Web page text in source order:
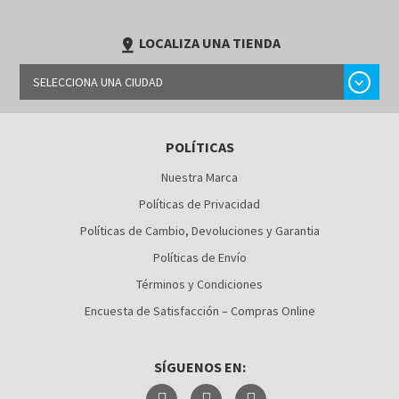
pin_drop LOCALIZA UNA TIENDA
SELECCIONA UNA CIUDAD chevron_right
BARRANQUILLA
POLÍTICAS
Nuestra Marca
Políticas de Privacidad
Políticas de Cambio, Devoluciones y Garantia
Políticas de Envío
Términos y Condiciones
Encuesta de Satisfacción – Compras Online
SÍGUENOS EN: